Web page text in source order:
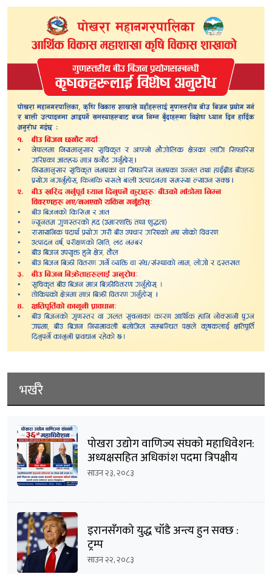
भर्खरै
पोखरा उद्योग वाणिज्य संघको महाधिवेशन:
अध्यक्षसहित अधिकांश पदमा त्रिपक्षीय
भिडन्तको सम्भावना
साउन २३, २०८३
इरानसँगको युद्ध चाँडै अन्त्य हुन सक्छ :
ट्रम्प
साउन २२, २०८३